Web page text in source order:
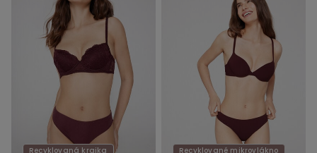
Recyklovaná krajka
Recyklované mikrovlákno